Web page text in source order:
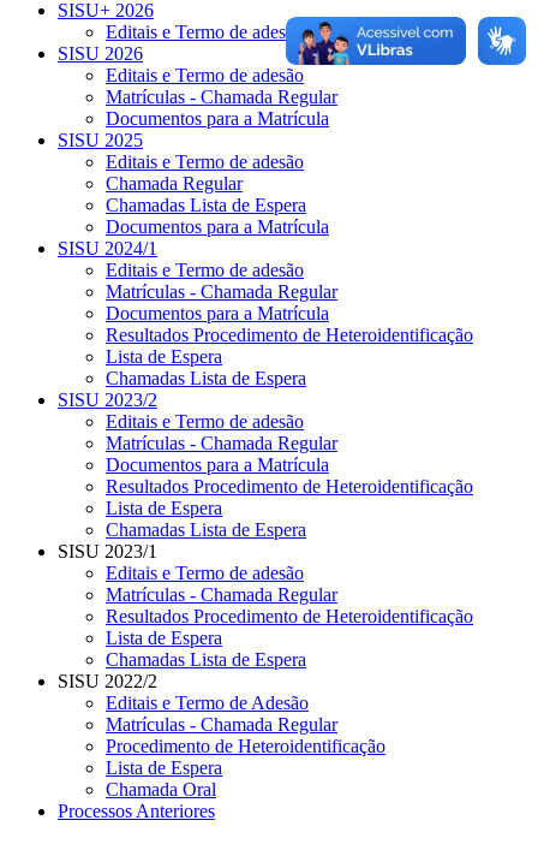
SISU+ 2026
Editais e Termo de adesão
SISU 2026
Editais e Termo de adesão
Matrículas - Chamada Regular
Documentos para a Matrícula
SISU 2025
Editais e Termo de adesão
Chamada Regular
Chamadas Lista de Espera
Documentos para a Matrícula
SISU 2024/1
Editais e Termo de adesão
Matrículas - Chamada Regular
Documentos para a Matrícula
Resultados Procedimento de Heteroidentificação
Lista de Espera
Chamadas Lista de Espera
SISU 2023/2
Editais e Termo de adesão
Matrículas - Chamada Regular
Documentos para a Matrícula
Resultados Procedimento de Heteroidentificação
Lista de Espera
Chamadas Lista de Espera
SISU 2023/1
Editais e Termo de adesão
Matrículas - Chamada Regular
Resultados Procedimento de Heteroidentificação
Lista de Espera
Chamadas Lista de Espera
SISU 2022/2
Editais e Termo de Adesão
Matrículas - Chamada Regular
Procedimento de Heteroidentificação
Lista de Espera
Chamada Oral
Processos Anteriores